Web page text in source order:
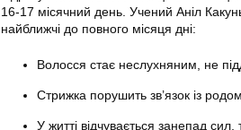
16-17 місячний день. Учений Аніл
найближчі до повного місяця дні:
Волосся стає неслухняним, не
Стрижка порушить зв’язок із родом.
У житті відчувається занепад